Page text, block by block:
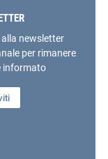
newsletter
per rimanere
informato